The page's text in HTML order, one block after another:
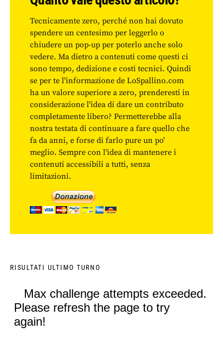
Tecnicamente zero, perché non hai dovuto
spendere un centesimo per leggerlo o
chiudere un pop-up per poterlo anche solo
vedere. Ma dietro a contenuti come questi ci
sono tempo, dedizione e costi tecnici. Quindi
se per te l'informazione de LoSpallino.com
ha un valore superiore a zero, prenderesti in
considerazione l'idea di dare un contributo
completamente libero? Permetterebbe alla
nostra testata di continuare a fare quello che
fa da anni, e forse di farlo pure un po'
meglio. Sempre con l'idea di mantenere i
contenuti accessibili a tutti, senza
limitazioni.
RISULTATI ULTIMO TURNO